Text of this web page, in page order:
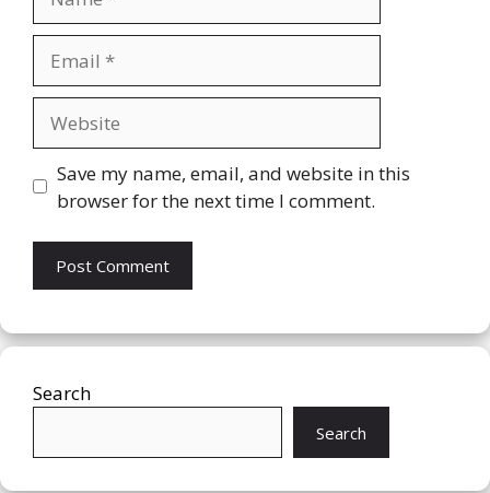
Save my name, email, and website in this
browser for the next time I comment.
Search
Search